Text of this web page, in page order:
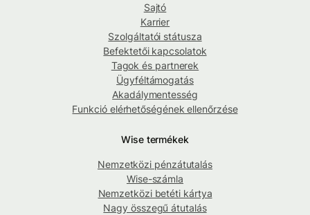
Sajtó
Karrier
Szolgáltatói státusza
Befektetői kapcsolatok
Tagok és partnerek
Ügyféltámogatás
Akadálymentesség
Funkció elérhetőségének ellenőrzése
Wise termékek
Nemzetközi pénzátutalás
Wise-számla
Nemzetközi betéti kártya
Nagy összegű átutalás